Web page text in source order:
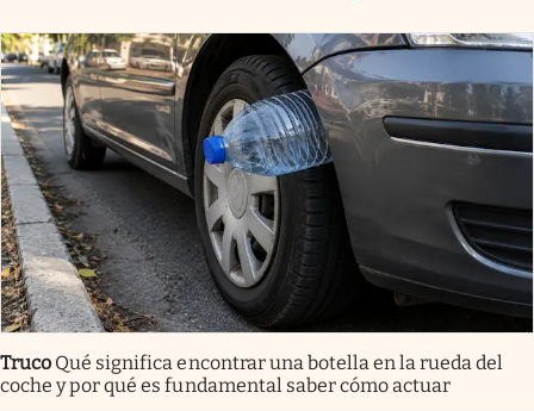
Truco Qué significa encontrar una botella en la rueda del
coche y por qué es fundamental saber cómo actuar